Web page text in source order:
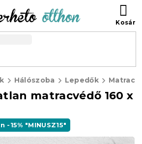
Hálószoba Lepedők
matracvédő 160 x
15% "MINUSZ15"